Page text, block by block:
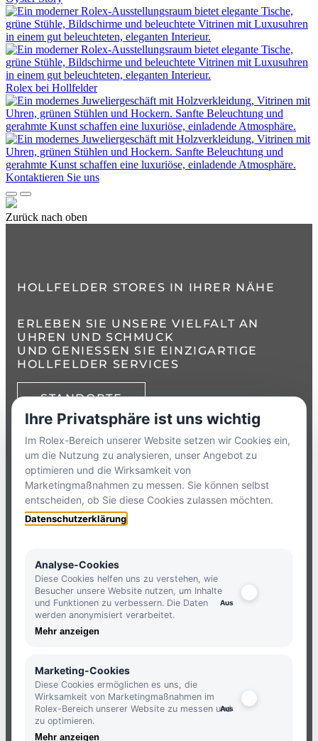
Rolex bei Hollfelder
Kontaktieren Sie uns
Zurück nach oben
HOLLFELDER STORES IN IHRER NÄHE
ERLEBEN SIE UNSERE VIELFALT AN
UHREN UND SCHMUCK
UND GENIESSEN SIE EINZIGARTIGE H
OLLFELDER SERVICES
STANDORTE
+49 8386 3729790
ZUMKONTAKTFORMULAR
HOLLFELDER
JETZT ANMELDEN UND KEINE
NEUIGKEITEN MEHR VERPASSEN.
Ihre Privatsphäre ist uns wichtig
Im Rolex-Bereich unserer Website setzen wir Cookies ein,
um die Nutzung zu analysieren, unser Angebot zu
optimieren und die Wirksamkeit von
Marketingmaßnahmen zu messen. Sie können selbst
entscheiden, ob Sie diese Cookies zulassen möchten.
Datenschutzerklärung
Analyse-Cookies
Diese Cookies helfen uns zu verstehen, wie
Besucher unsere Website nutzen, um Inhalte
und Funktionen zu verbessern. Die Daten
werden anonymisiert verarbeitet.
Mehr anzeigen
Marketing-Cookies
Diese Cookies ermöglichen es uns, die
Wirksamkeit von Marketingmaßnahmen im
Rolex-Bereich unserer Website zu messen und
zu optimieren.
Mehr anzeigen